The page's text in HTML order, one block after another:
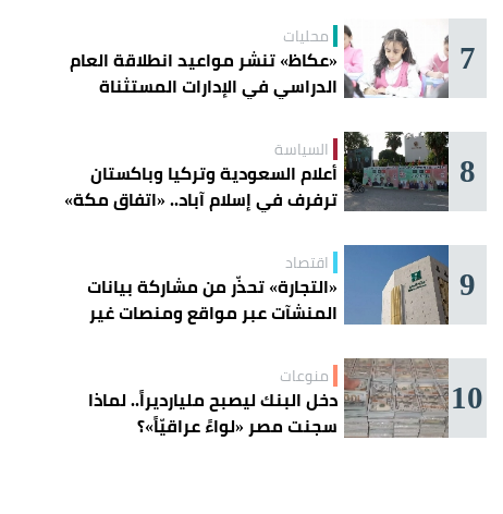
7 محليات
«عكاظ» تنشر مواعيد انطلاقة العام
الدراسي في الإدارات المستثناة
8 السياسة
أعلام السعودية وتركيا وباكستان
ترفرف في إسلام آباد.. «اتفاق مكة»
9 اقتصاد
«التجارة» تحذّر من مشاركة بيانات
المنشآت عبر مواقع ومنصات غير
10 منوعات
دخل البنك ليصبح مليارديراً.. لماذا
سجنت مصر «لواءً عراقيّاً»؟